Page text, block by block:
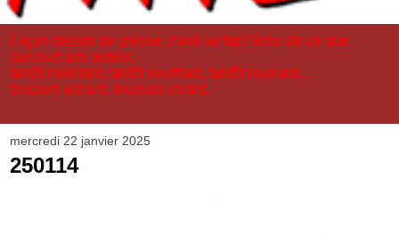
Façon dessin de presse, Pavé se fait l'écho de ce que
parcourt son auteur,
tantôt méditant, tantôt souffrant, tantôt souriant...
toujours aimant, toujours vivant.
mercredi 22 janvier 2025
250114